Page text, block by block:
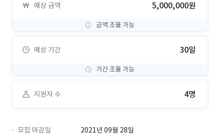
예상 금액 5,000,000원
금액 조율 가능
예상 기간 30일
기간 조율 가능
지원자 수 4명
모집 마감일
2021년 09월 28일